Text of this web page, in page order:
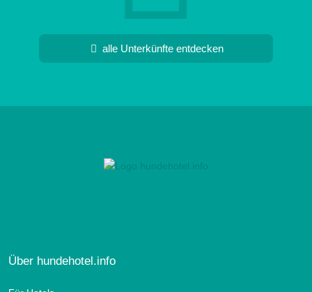
alle Unterkünfte entdecken
Über hundehotel.info